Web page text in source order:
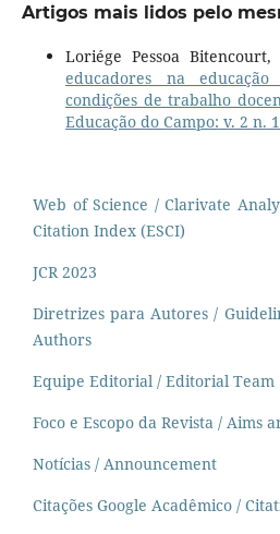
Artigos mais lidos pelo
Loriége Pessoa
educadores na
condições de trabalho
Educação do Campo: v. 2 n.
Web of Science / Clarivate
Citation Index (ESCI)
JCR 2023
Diretrizes para Autores /
Authors
Equipe Editorial / Editorial Team
Foco e Escopo da Revista / Aims
Notícias / Announcement
Citações Google Acadêmico /